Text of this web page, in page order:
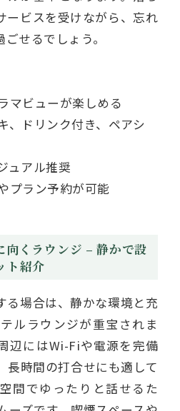
ービスを受けながら、忘れ
せるでしょう。
マビューが楽しめる
、ドリンク付き、ペアシ
ュアル推奨
プラン予約が可能
向くラウンジ – 静かで設
ト紹介
る場合は、静かな環境と充
ルラウンジが重宝されま
辺にはWi-Fiや電源を完備
長時間の打合せにも適して
間でゆったりと話せるた